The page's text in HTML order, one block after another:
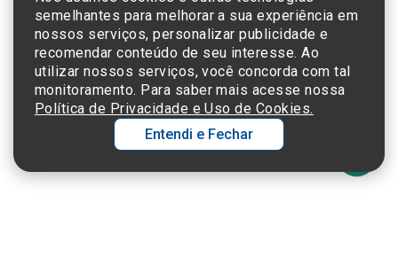
©2025 Einstein Hospital Israelita -TODOS OS DIREITOS RESERVADOS
CNPJ: 60.765.823/0001-30 - Endereço: Av. Albert Einstein, 627 - Morumbi - São
Paulo - SP - 05652-000
semelhantes para melhorar a sua experiência em
nossos serviços, personalizar publicidade e
recomendar conteúdo de seu interesse. Ao
utilizar nossos serviços, você concorda com tal
monitoramento. Para saber mais acesse nossa
Política de Privacidade e Uso de Cookies.
Entendi e Fechar